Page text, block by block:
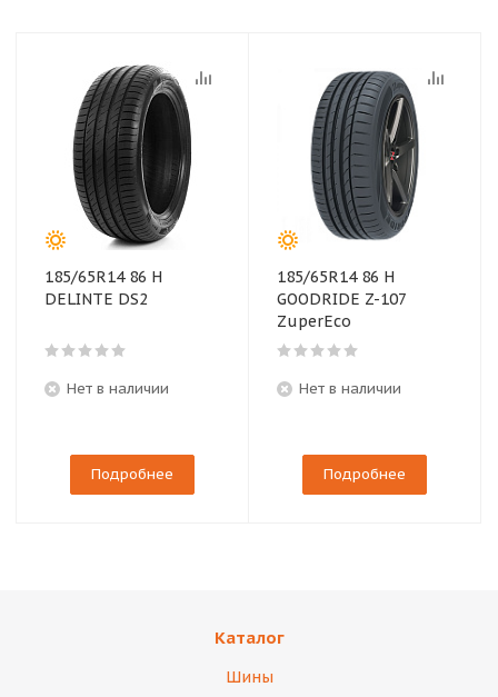
185/65R14 86 H
DELINTE DS2
Нет в наличии
Подробнее
185/65R14 86 H
GOODRIDE Z-107
ZuperEco
Нет в наличии
Подробнее
Каталог
Шины